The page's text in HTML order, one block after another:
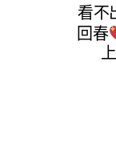
看不
回春